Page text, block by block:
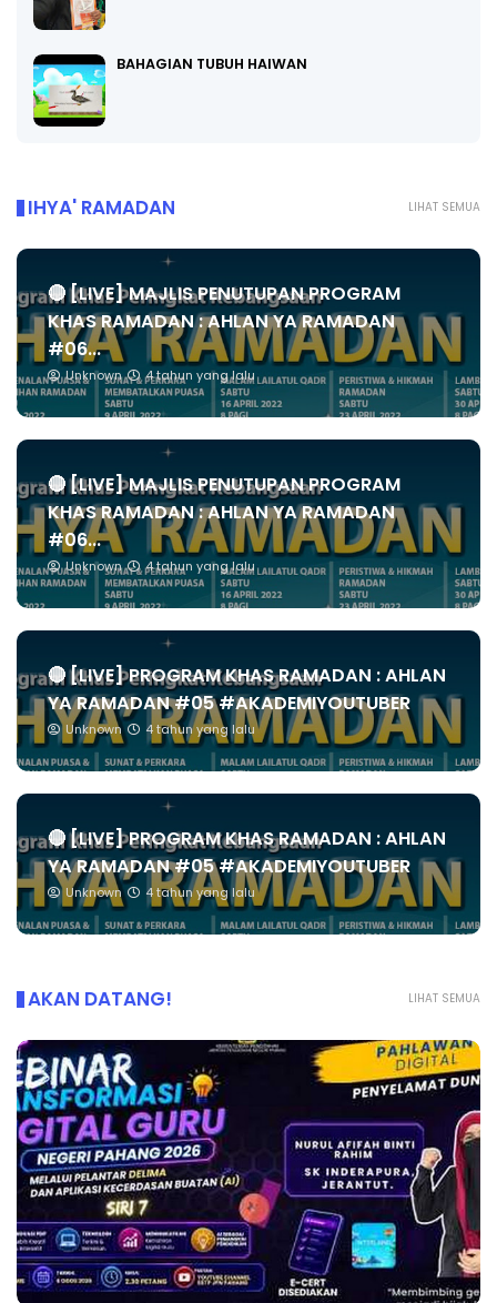
BAHAGIAN TUBUH HAIWAN
LIHAT SEMUA
IHYA' RAMADAN
🔴 [LIVE] MAJLIS PENUTUPAN PROGRAM
KHAS RAMADAN : AHLAN YA RAMADAN
#06...
Unknown 4 tahun yang lalu
🔴 [LIVE] MAJLIS PENUTUPAN PROGRAM
KHAS RAMADAN : AHLAN YA RAMADAN
#06...
Unknown 4 tahun yang lalu
🔴 [LIVE] PROGRAM KHAS RAMADAN : AHLAN
YA RAMADAN #05 #AKADEMIYOUTUBER
Unknown 4 tahun yang lalu
🔴 [LIVE] PROGRAM KHAS RAMADAN : AHLAN
YA RAMADAN #05 #AKADEMIYOUTUBER
Unknown 4 tahun yang lalu
LIHAT SEMUA
AKAN DATANG!